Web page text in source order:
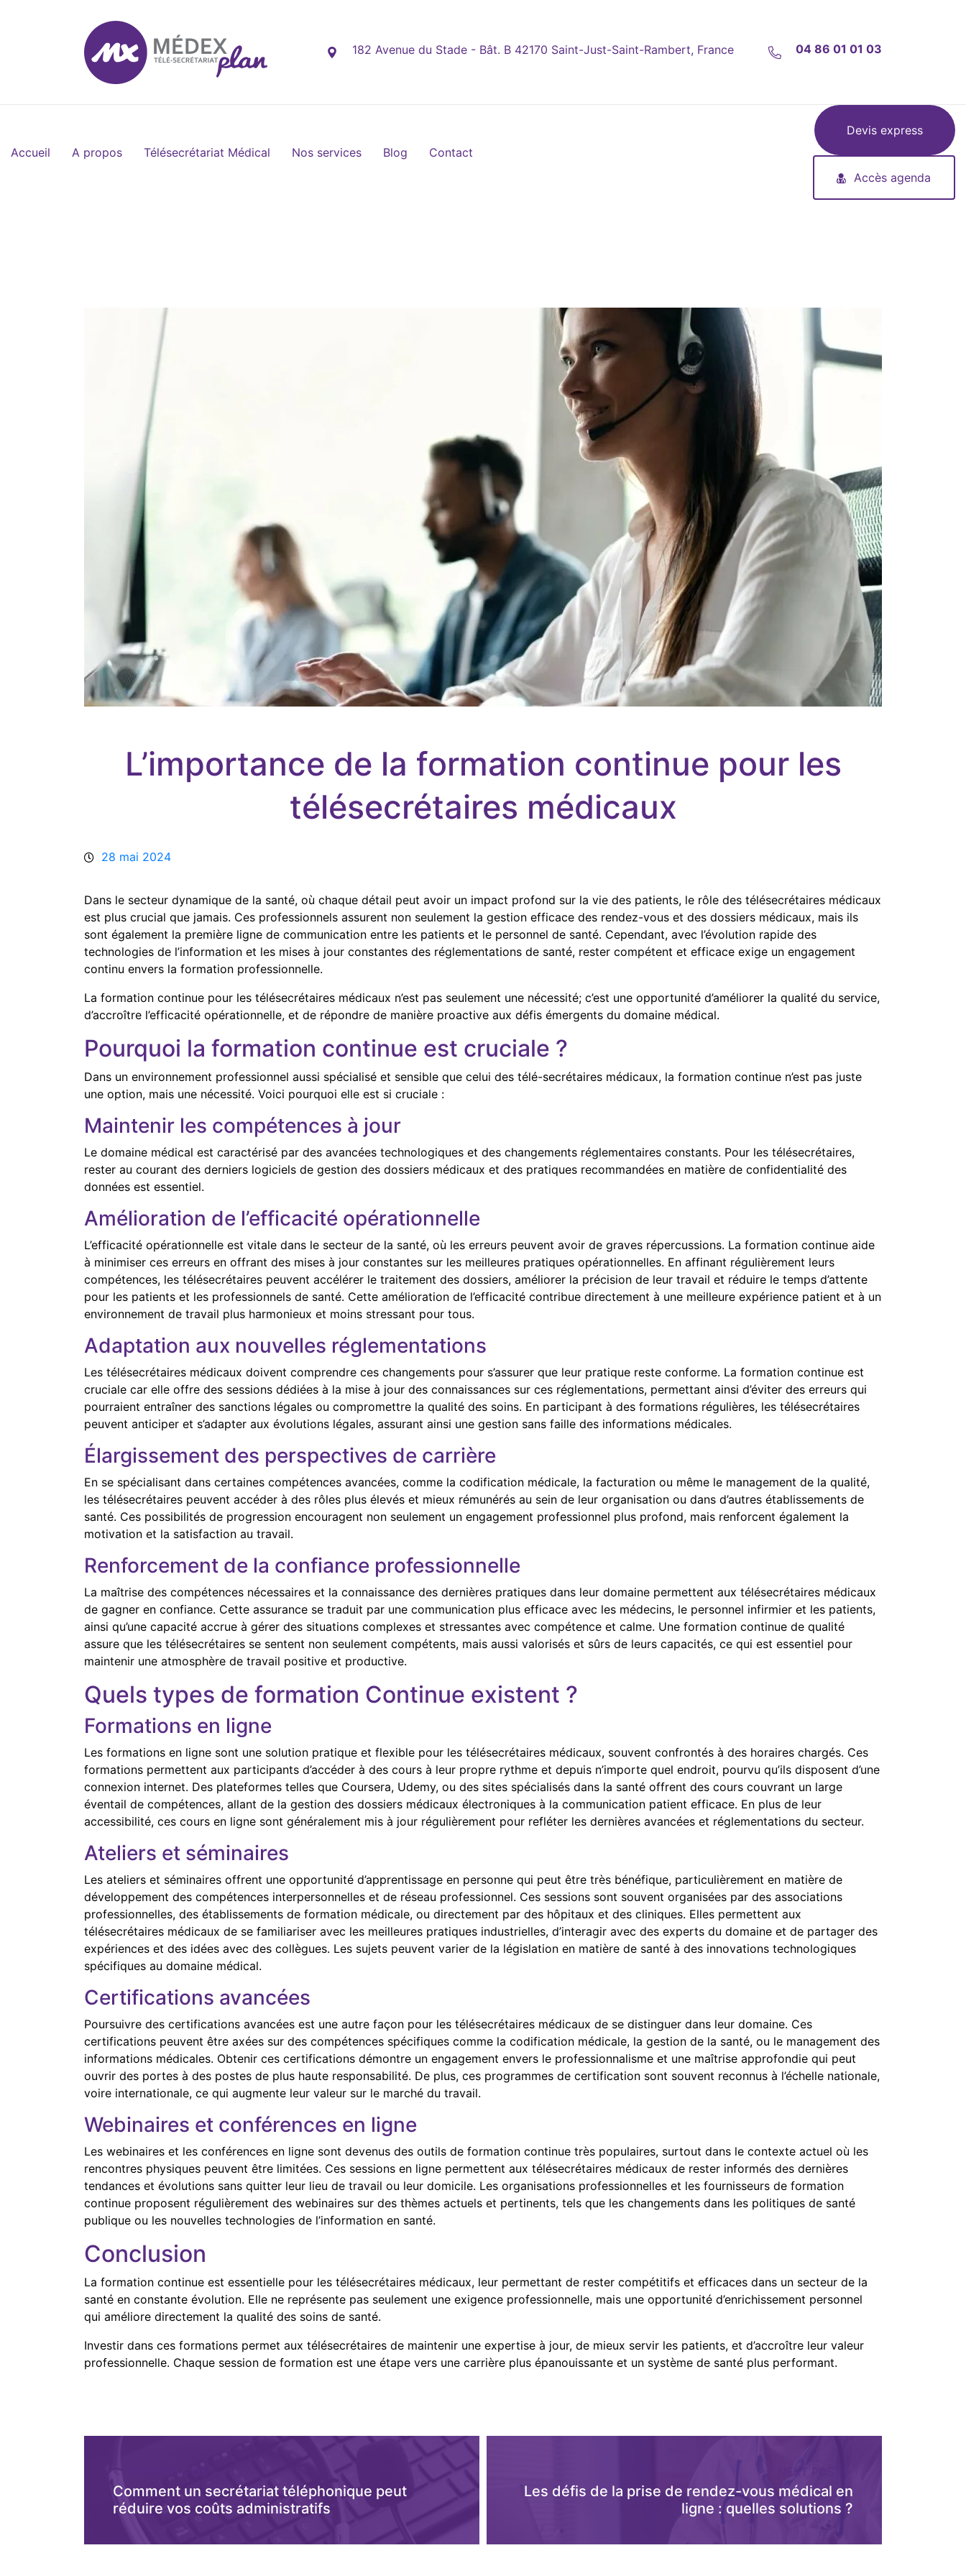
182 Avenue du Stade - Bât. B 42170 Saint-Just-Saint-Rambert, France 04 86 01 01 03
Accueil A propos Télésecrétariat Médical Nos services Blog Contact
Devis express
Accès agenda
L’importance de la formation continue pour les
télésecrétaires médicaux
28 mai 2024
Dans le secteur dynamique de la santé, où chaque détail peut avoir un impact profond sur la vie des patients, le rôle des télésecrétaires médicaux
est plus crucial que jamais. Ces professionnels assurent non seulement la gestion efficace des rendez-vous et des dossiers médicaux, mais ils
sont également la première ligne de communication entre les patients et le personnel de santé. Cependant, avec l’évolution rapide des
technologies de l’information et les mises à jour constantes des réglementations de santé, rester compétent et efficace exige un engagement
continu envers la formation professionnelle.
La formation continue pour les télésecrétaires médicaux n’est pas seulement une nécessité; c’est une opportunité d’améliorer la qualité du service,
d’accroître l’efficacité opérationnelle, et de répondre de manière proactive aux défis émergents du domaine médical.
Pourquoi la formation continue est cruciale ?
Dans un environnement professionnel aussi spécialisé et sensible que celui des télé-secrétaires médicaux, la formation continue n’est pas juste
une option, mais une nécessité. Voici pourquoi elle est si cruciale :
Maintenir les compétences à jour
Le domaine médical est caractérisé par des avancées technologiques et des changements réglementaires constants. Pour les télésecrétaires,
rester au courant des derniers logiciels de gestion des dossiers médicaux et des pratiques recommandées en matière de confidentialité des
données est essentiel.
Amélioration de l’efficacité opérationnelle
L’efficacité opérationnelle est vitale dans le secteur de la santé, où les erreurs peuvent avoir de graves répercussions. La formation continue aide
à minimiser ces erreurs en offrant des mises à jour constantes sur les meilleures pratiques opérationnelles. En affinant régulièrement leurs
compétences, les télésecrétaires peuvent accélérer le traitement des dossiers, améliorer la précision de leur travail et réduire le temps d’attente
pour les patients et les professionnels de santé. Cette amélioration de l’efficacité contribue directement à une meilleure expérience patient et à un
environnement de travail plus harmonieux et moins stressant pour tous.
Adaptation aux nouvelles réglementations
Les télésecrétaires médicaux doivent comprendre ces changements pour s’assurer que leur pratique reste conforme. La formation continue est
cruciale car elle offre des sessions dédiées à la mise à jour des connaissances sur ces réglementations, permettant ainsi d’éviter des erreurs qui
pourraient entraîner des sanctions légales ou compromettre la qualité des soins. En participant à des formations régulières, les télésecrétaires
peuvent anticiper et s’adapter aux évolutions légales, assurant ainsi une gestion sans faille des informations médicales.
Élargissement des perspectives de carrière
En se spécialisant dans certaines compétences avancées, comme la codification médicale, la facturation ou même le management de la qualité,
les télésecrétaires peuvent accéder à des rôles plus élevés et mieux rémunérés au sein de leur organisation ou dans d’autres établissements de
santé. Ces possibilités de progression encouragent non seulement un engagement professionnel plus profond, mais renforcent également la
motivation et la satisfaction au travail.
Renforcement de la confiance professionnelle
La maîtrise des compétences nécessaires et la connaissance des dernières pratiques dans leur domaine permettent aux télésecrétaires médicaux
de gagner en confiance. Cette assurance se traduit par une communication plus efficace avec les médecins, le personnel infirmier et les patients,
ainsi qu’une capacité accrue à gérer des situations complexes et stressantes avec compétence et calme. Une formation continue de qualité
assure que les télésecrétaires se sentent non seulement compétents, mais aussi valorisés et sûrs de leurs capacités, ce qui est essentiel pour
maintenir une atmosphère de travail positive et productive.
Quels types de formation Continue existent ?
Formations en ligne
Les formations en ligne sont une solution pratique et flexible pour les télésecrétaires médicaux, souvent confrontés à des horaires chargés. Ces
formations permettent aux participants d’accéder à des cours à leur propre rythme et depuis n’importe quel endroit, pourvu qu’ils disposent d’une
connexion internet. Des plateformes telles que Coursera, Udemy, ou des sites spécialisés dans la santé offrent des cours couvrant un large
éventail de compétences, allant de la gestion des dossiers médicaux électroniques à la communication patient efficace. En plus de leur
accessibilité, ces cours en ligne sont généralement mis à jour régulièrement pour refléter les dernières avancées et réglementations du secteur.
Ateliers et séminaires
Les ateliers et séminaires offrent une opportunité d’apprentissage en personne qui peut être très bénéfique, particulièrement en matière de
développement des compétences interpersonnelles et de réseau professionnel. Ces sessions sont souvent organisées par des associations
professionnelles, des établissements de formation médicale, ou directement par des hôpitaux et des cliniques. Elles permettent aux
télésecrétaires médicaux de se familiariser avec les meilleures pratiques industrielles, d’interagir avec des experts du domaine et de partager des
expériences et des idées avec des collègues. Les sujets peuvent varier de la législation en matière de santé à des innovations technologiques
spécifiques au domaine médical.
Certifications avancées
Poursuivre des certifications avancées est une autre façon pour les télésecrétaires médicaux de se distinguer dans leur domaine. Ces
certifications peuvent être axées sur des compétences spécifiques comme la codification médicale, la gestion de la santé, ou le management des
informations médicales. Obtenir ces certifications démontre un engagement envers le professionnalisme et une maîtrise approfondie qui peut
ouvrir des portes à des postes de plus haute responsabilité. De plus, ces programmes de certification sont souvent reconnus à l’échelle nationale,
voire internationale, ce qui augmente leur valeur sur le marché du travail.
Webinaires et conférences en ligne
Les webinaires et les conférences en ligne sont devenus des outils de formation continue très populaires, surtout dans le contexte actuel où les
rencontres physiques peuvent être limitées. Ces sessions en ligne permettent aux télésecrétaires médicaux de rester informés des dernières
tendances et évolutions sans quitter leur lieu de travail ou leur domicile. Les organisations professionnelles et les fournisseurs de formation
continue proposent régulièrement des webinaires sur des thèmes actuels et pertinents, tels que les changements dans les politiques de santé
publique ou les nouvelles technologies de l’information en santé.
Conclusion
La formation continue est essentielle pour les télésecrétaires médicaux, leur permettant de rester compétitifs et efficaces dans un secteur de la
santé en constante évolution. Elle ne représente pas seulement une exigence professionnelle, mais une opportunité d’enrichissement personnel
qui améliore directement la qualité des soins de santé.
Investir dans ces formations permet aux télésecrétaires de maintenir une expertise à jour, de mieux servir les patients, et d’accroître leur valeur
professionnelle. Chaque session de formation est une étape vers une carrière plus épanouissante et un système de santé plus performant.
< PREVIOUS POST
Comment un secrétariat téléphonique peut
réduire vos coûts administratifs
Les défis de la prise de rendez-vous médical en
ligne : quelles solutions ?